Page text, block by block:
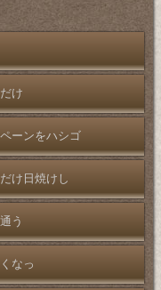
け
ーンをハシゴ
け日焼けし
う
なっ